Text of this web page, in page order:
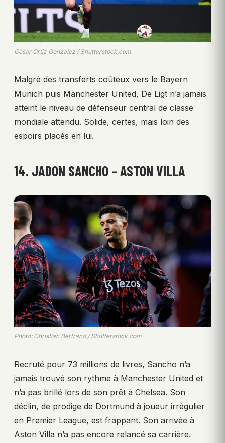
Cesar Ortiz Gonzalez / Shutterstock.com
Malgré des transferts coûteux vers le Bayern
Munich puis Manchester United, De Ligt n’a jamais
atteint le niveau de défenseur central de classe
mondiale attendu. Solide, certes, mais loin des
espoirs placés en lui.
14. JADON SANCHO – ASTON VILLA
Photo: Christian Bertrand / Shutterstock.com
Recruté pour 73 millions de livres, Sancho n’a
jamais trouvé son rythme à Manchester United et
n’a pas brillé lors de son prêt à Chelsea. Son
déclin, de prodige de Dortmund à joueur irrégulier
en Premier League, est frappant. Son arrivée à
Aston Villa n’a pas encore relancé sa carrière.